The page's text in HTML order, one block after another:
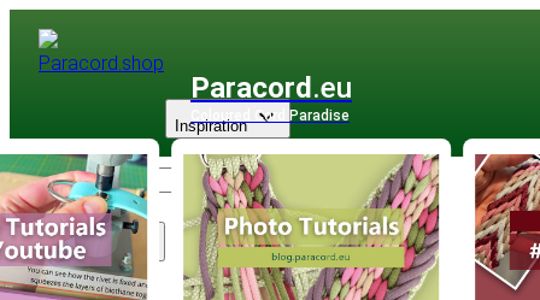
Paracord .eu
Coloured Cord Paradise
Sortiment
Inspiration